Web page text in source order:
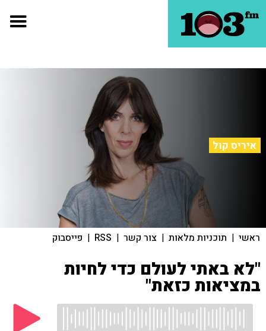
איריס קול
ראשי | תוכניות מלאות | צור קשר |
RSS
| פייסבוק
"לא באתי לעולם כדי לחיות
במציאות כזאת"